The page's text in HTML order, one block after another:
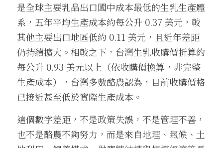
是全球主要乳品出口國中成本最低的生乳生產體
系，五年平均生產成本約每公升 0.37 美元，較
其他主要出口地區低約 0.11 美元，且近年差距
仍持續擴大。相較之下，台灣生乳收購價折算約
每公升 0.93 美元以上（依收購價換算，非完整
生產成本），台灣多數酪農認為，目前收購價格
已接近甚至低於實際生產成本。
這個數字差距，不是政策失誤，不是管理不善，
也不是酪農不夠努力，而是來自地理、氣候、土